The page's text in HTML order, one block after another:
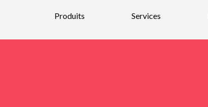
Produits
Nouveautés
Services